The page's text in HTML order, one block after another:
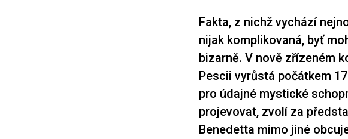
Fakta, z nichž vychází
nijak komplikovaná, byť
bizarně. V nově zřízeném
Pescii vyrůstá počátkem
pro údajné mystické
projevovat, zvolí za
Benedetta mimo jiné